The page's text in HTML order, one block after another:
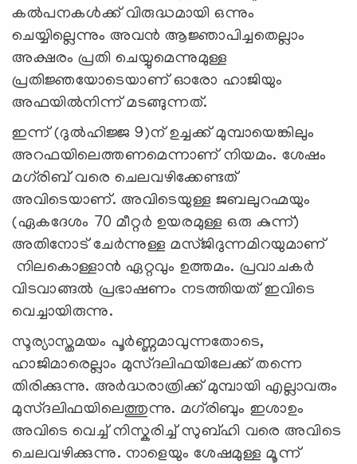
കല്‍പനകള്‍ക്ക് വിരുദ്ധമായി ഒന്നും
ചെയ്യില്ലെന്നും അവന്‍ ആജ്ഞാപിച്ചതെല്ലാം
അക്ഷരം പ്രതി ചെയ്യുമെന്നുമുള്ള
പ്രതിജ്ഞയോടെയാണ് ഓരോ ഹാജിയും
അഫയില്‍നിന്ന് മടങ്ങുന്നത്.
ഇന്ന് (ദുല്‍ഹിജ്ജ 9)ന് ഉച്ചക്ക് മുമ്പായെങ്കിലും
അറഫയിലെത്തണമെന്നാണ് നിയമം. ശേഷം
മഗ്‍രിബ് വരെ ചെലവഴിക്കേണ്ടത്
അവിടെയാണ്. അവിടെയുള്ള ജബലുറഹ്മയും
(ഏകദേശം 70 മീറ്റര്‍ ഉയരമുള്ള ഒരു കുന്ന്)
അതിനോട് ചേര്‍ന്നുള്ള മസ്ജിദുന്നമിറയുമാണ്
നിലകൊള്ളാന്‍ ഏറ്റവും ഉത്തമം. പ്രവാചകര്‍
വിടവാങ്ങല്‍ പ്രഭാഷണം നടത്തിയത് ഇവിടെ
വെച്ചായിരുന്നു.
സൂര്യാസ്തമയം പൂര്‍ണ്ണമാവുന്നതോടെ,
ഹാജിമാരെല്ലാം മുസ്ദലിഫയിലേക്ക് തന്നെ
തിരിക്കുന്നു. അര്‍ദ്ധരാത്രിക്ക് മുമ്പായി എല്ലാവരും
മുസ്ദലിഫയിലെത്തുന്നു. മഗ്‍രിബും ഇശാഉം
അവിടെ വെച്ച് നിസ്കരിച്ച് സുബ്ഹി വരെ അവിടെ
ചെലവഴിക്കുന്നു. നാളെയും ശേഷമുള്ള മൂന്ന്